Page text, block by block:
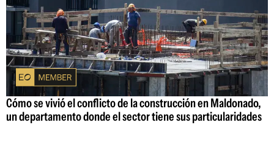
Cómo se vivió el conflicto de la construcción en Maldonado,
un departamento donde el sector tiene sus particularidades